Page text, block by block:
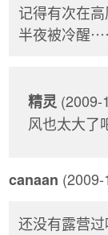
记得有次在高
半夜被冷醒
精灵 (2009-
风也太大了
canaan
还没有露营过